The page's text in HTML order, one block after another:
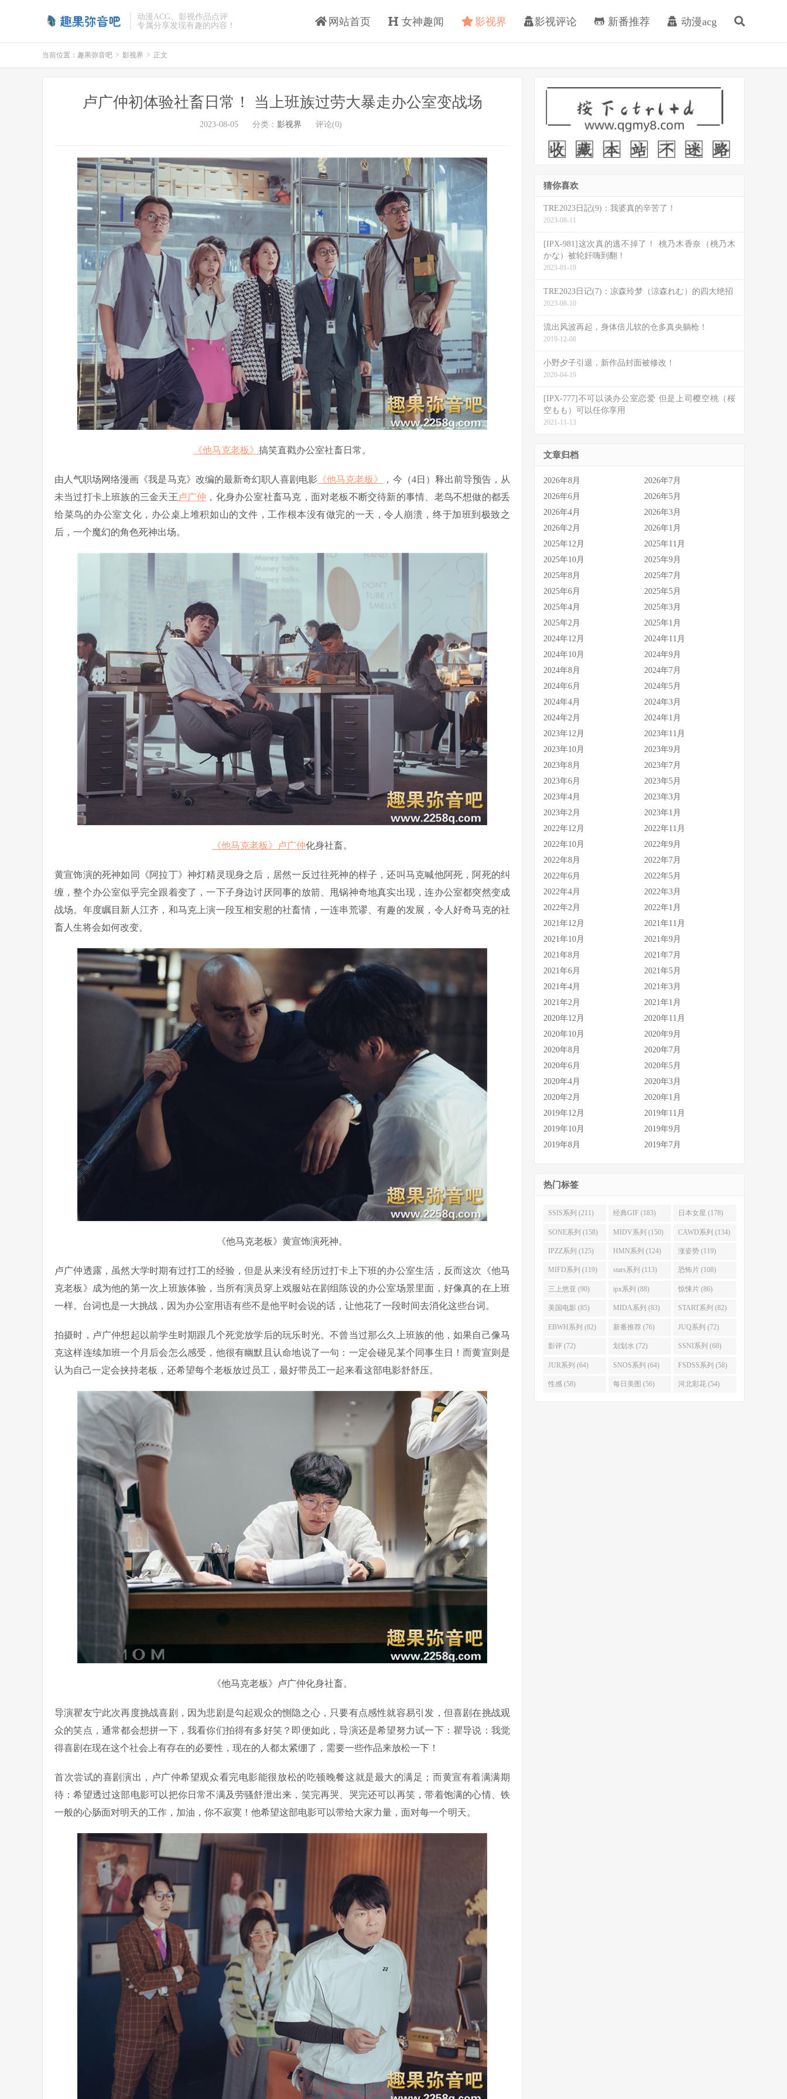
动漫ACG、影视作品点评
专属分享发现有趣的内容！
网站首页 女神趣闻 影视界 影视评论 新番推荐 动漫acg
当前位置： 趣果弥音吧 > 影视界 > 正文
卢广仲初体验社畜日常！ 当上班族过劳大暴走办公室变战场
2023-08-05 分类： 影视界 评论(0)
《他马克老板》 搞笑直戳办公室社畜日常。
由人气职场网络漫画《我是马克》改编的最新奇幻职人喜剧电影 《他马克老板》
，今（4日）释出前导预告，从
未当过打卡上班族的三金天王卢广仲 ，化身办公室社畜马克，面对老板不断交待新的事情、老鸟不想做的都丢
给菜鸟的办公室文化，办公桌上堆积如山的文件，工作根本没有做完的一天，令人崩溃，终于加班到极致之
后，一个魔幻的角色死神出场。
《他马克老板》 卢广仲化身社畜。
黄宣饰演的死神如同《阿拉丁》神灯精灵现身之后，居然一反过往死神的样子，还叫马克喊他阿死，阿死的纠
缠，整个办公室似乎完全跟着变了，一下子身边讨厌同事的放箭、甩锅神奇地真实出现，连办公室都突然变成
战场。年度瞩目新人江齐，和马克上演一段互相安慰的社畜情，一连串荒谬、有趣的发展，令人好奇马克的社
畜人生将会如何改变。
《他马克老板》黄宣饰演死神。
卢广仲透露，虽然大学时期有过打工的经验，但是从来没有经历过打卡上下班的办公室生活，反而这次《他马
克老板》成为他的第一次上班族体验，当所有演员穿上戏服站在剧组陈设的办公室场景里面，好像真的在上班
一样。台词也是一大挑战，因为办公室用语有些不是他平时会说的话，让他花了一段时间去消化这些台词。
拍摄时，卢广仲想起以前学生时期跟几个死党放学后的玩乐时光。不曾当过那么久上班族的他，如果自己像马
克这样连续加班一个月后会怎么感受，他很有幽默且认命地说了一句：一定会碰见某个同事生日！而黄宣则是
认为自己一定会挟持老板，还希望每个老板放过员工，最好带员工一起来看这部电影舒舒压。
《他马克老板》卢广仲化身社畜。
导演瞿友宁此次再度挑战喜剧，因为悲剧是勾起观众的惻隐之心，只要有点感性就容易引发，但喜剧在挑战观
众的笑点，通常都会想拼一下，我看你们拍得有多好笑？即便如此，导演还是希望努力试一下：瞿导说：我觉
得喜剧在现在这个社会上有存在的必要性，现在的人都太紧绷了，需要一些作品来放松一下！
首次尝试的喜剧演出，卢广仲希望观众看完电影能很放松的吃顿晚餐这就是最大的满足；而黄宣有着满满期
待：希望透过这部电影可以把你日常不满及劳骚舒泄出来，笑完再哭、哭完还可以再笑，带着饱满的心情、铁
一般的心肠面对明天的工作，加油，你不寂寞！他希望这部电影可以带给大家力量，面对每一个明天。
猜你喜欢
TRE2023日記(9)：我婆真的辛苦了！
2023-08-11
[IPX-981]这次真的逃不掉了！ 桃乃木香奈（桃乃木
かな）被轮奸嗨到翻！
2023-01-19
TRE2023日记(7)：凉森玲梦（涼森れむ）的四大绝招
2023-08-10
流出风波再起，身体倍儿软的仓多真央躺枪！
2019-12-08
小野夕子引退，新作品封面被修改！
2020-04-19
[IPX-777]不可以谈办公室恋爱 但是上司樱空桃（桜
空もも）可以任你享用
2021-11-13
文章归档
2026年8月
2026年7月
2026年6月
2026年5月
2026年4月
2026年3月
2026年2月
2026年1月
2025年12月
2025年11月
2025年10月
2025年9月
2025年8月
2025年7月
2025年6月
2025年5月
2025年4月
2025年3月
2025年2月
2025年1月
2024年12月
2024年11月
2024年10月
2024年9月
2024年8月
2024年7月
2024年6月
2024年5月
2024年4月
2024年3月
2024年2月
2024年1月
2023年12月
2023年11月
2023年10月
2023年9月
2023年8月
2023年7月
2023年6月
2023年5月
2023年4月
2023年3月
2023年2月
2023年1月
2022年12月
2022年11月
2022年10月
2022年9月
2022年8月
2022年7月
2022年6月
2022年5月
2022年4月
2022年3月
2022年2月
2022年1月
2021年12月
2021年11月
2021年10月
2021年9月
2021年8月
2021年7月
2021年6月
2021年5月
2021年4月
2021年3月
2021年2月
2021年1月
2020年12月
2020年11月
2020年10月
2020年9月
2020年8月
2020年7月
2020年6月
2020年5月
2020年4月
2020年3月
2020年2月
2020年1月
2019年12月
2019年11月
2019年10月
2019年9月
2019年8月
2019年7月
热门标签
SSIS系列 (211) 经典GIF (183) 日本女星 (178)
SONE系列 (158) MIDV系列 (150) CAWD系列 (134)
IPZZ系列 (125) HMN系列 (124) 涨姿势 (119)
MIFD系列 (119) stars系列 (113) 恐怖片 (108)
三上悠亚 (90) ipx系列 (88) 惊悚片 (86)
美国电影 (85) MIDA系列 (83) START系列 (82)
EBWH系列 (82) 新番推荐 (76) JUQ系列 (72)
影评 (72) 划划水 (72) SSNI系列 (68)
JUR系列 (64) SNOS系列 (64) FSDSS系列 (58)
性感 (58) 每日美图 (56) 河北彩花 (54)